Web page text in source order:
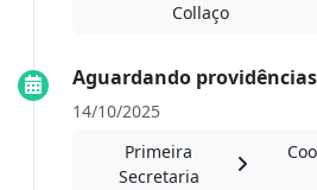
Collaço
Aguardando providências
14/10/2025
Primeira
Secretaria